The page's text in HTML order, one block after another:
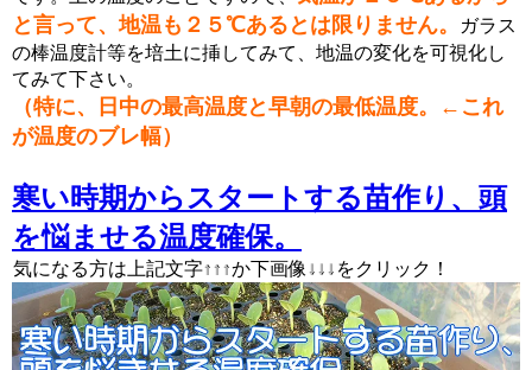
と言って、地温も２５℃あるとは限りません。
ガラス
の棒温度計等を培土に挿してみて、地温の変化を可視化し
てみて下さい。
（特に、日中の最高温度と早朝の最低温度。←これ
が温度のブレ幅）
寒い時期からスタートする苗作り、頭
を悩ませる温度確保。
気になる方は上記文字↑↑↑か下画像↓↓↓をクリック！
↑↑↑ ↓↓↓